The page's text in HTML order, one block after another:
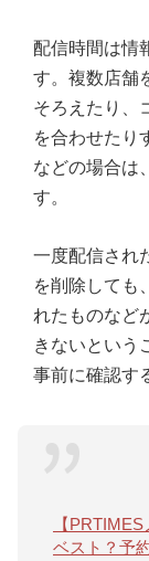
配信時間は情
す。複数店舗
そろえたり、
を合わせたり
などの場合は
す。
一度配信され
を削除しても
れたものなど
きないという
事前に確認す
【
ベスト？予